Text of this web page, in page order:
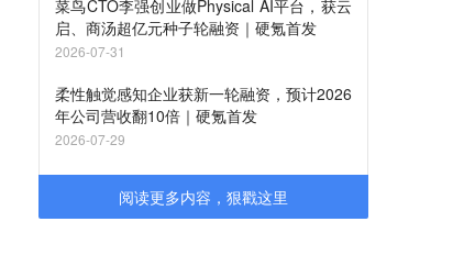
菜鸟CTO李强创业做Physical AI平台，获云
启、商汤超亿元种子轮融资｜硬氪首发
2026-07-31
柔性触觉感知企业获新一轮融资，预计2026
年公司营收翻10倍｜硬氪首发
2026-07-29
阅读更多内容，狠戳这里